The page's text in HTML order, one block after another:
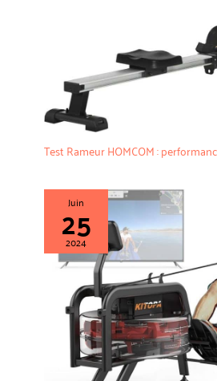
Test Rameur HOMCOM :
Juin
25
2024